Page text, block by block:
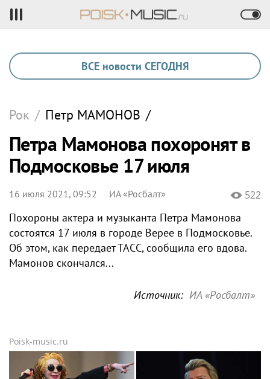
ВСЕ новости СЕГОДНЯ
Рок / Петр МАМОНОВ /
Петра Мамонова похоронят в
Подмосковье 17 июля
16 июля 2021, 09:52 ИА «Росбалт» 522
Похороны актера и музыканта Петра Мамонова
состоятся 17 июля в городе Верее в Подмосковье.
Об этом, как передает ТАСС, сообщила его вдова.
Мамонов скончался...
Источник: ИА «Росбалт»
Poisk-music.ru